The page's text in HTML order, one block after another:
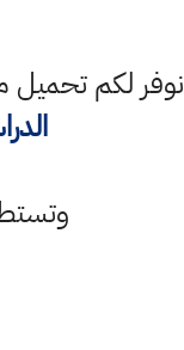
نوفر لكم تحميل